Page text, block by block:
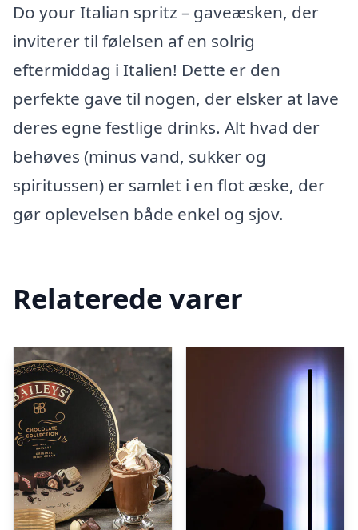
Do your Italian spritz – gaveæsken, der
inviterer til følelsen af en solrig
eftermiddag i Italien! Dette er den
perfekte gave til nogen, der elsker at lave
deres egne festlige drinks. Alt hvad der
behøves (minus vand, sukker og
spiritussen) er samlet i en flot æske, der
gør oplevelsen både enkel og sjov.
Relaterede varer